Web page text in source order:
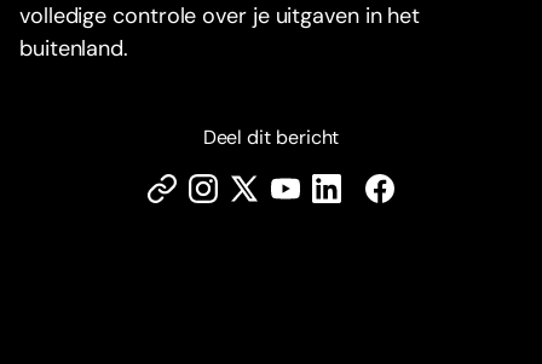
volledige controle over je uitgaven in het
buitenland.
Deel dit bericht